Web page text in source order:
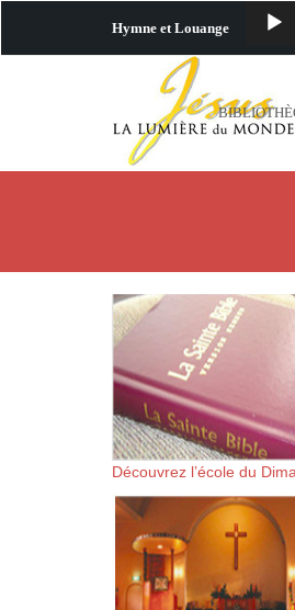
Hymne et Louange
http://
http://
Découvrez l’école du